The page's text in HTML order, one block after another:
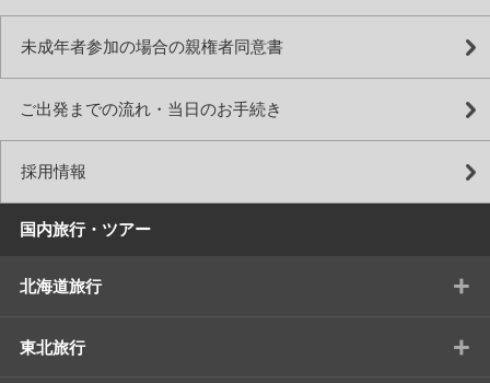
未成年者参加の場合の親権者同意書
ご出発までの流れ・当日のお手続き
採用情報
国内旅行・ツアー
北海道旅行 +
東北旅行 +